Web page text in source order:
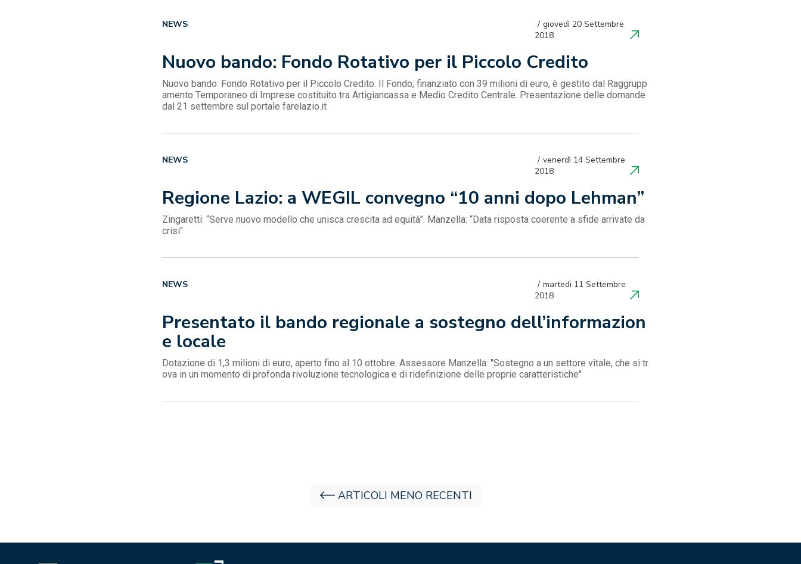
Nuovo bando: Fondo Rotativo per il Piccolo Credito
giovedì 20 Settembre
2018
NEWS
Nuovo bando: Fondo Rotativo per il Piccolo Credito. Il Fondo, finanziato con 39 milioni di euro, è gestito dal Raggrupp
amento Temporaneo di Imprese costituito tra Artigiancassa e Medio Credito Centrale. Presentazione delle domande
dal 21 settembre sul portale farelazio.it
Regione Lazio: a WEGIL convegno “10 anni dopo Lehman”
venerdì 14 Settembre
2018
NEWS
Zingaretti: “Serve nuovo modello che unisca crescita ad equità”. Manzella: “Data risposta coerente a sfide arrivate da
crisi"
Presentato il bando regionale a sostegno dell’informazion
e locale
martedì 11 Settembre
2018
NEWS
Dotazione di 1,3 milioni di euro, aperto fino al 10 ottobre. Assessore Manzella: "Sostegno a un settore vitale, che si tr
ova in un momento di profonda rivoluzione tecnologica e di ridefinizione delle proprie caratteristiche"
ARTICOLI MENO RECENTI